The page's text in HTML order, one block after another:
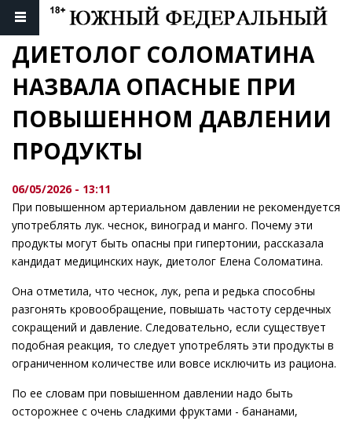
ДИЕТОЛОГ СОЛОМАТИНА
НАЗВАЛА ОПАСНЫЕ ПРИ
ПОВЫШЕННОМ ДАВЛЕНИИ
ПРОДУКТЫ
06/05/2026 - 13:11
При повышенном артериальном давлении не рекомендуется
употреблять лук. чеснок, виноград и манго. Почему эти
продукты могут быть опасны при гипертонии, рассказала
кандидат медицинских наук, диетолог Елена Соломатина.
Она отметила, что чеснок, лук, репа и редька способны
разгонять кровообращение, повышать частоту сердечных
сокращений и давление. Следовательно, если существует
подобная реакция, то следует употреблять эти продукты в
ограниченном количестве или вовсе исключить из рациона.
По ее словам при повышенном давлении надо быть
осторожнее с очень сладкими фруктами - бананами,